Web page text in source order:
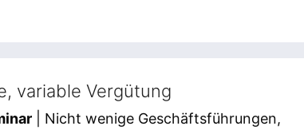
variable Vergütung
| Nicht wenige Geschäftsführungen,